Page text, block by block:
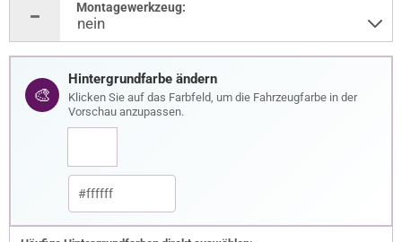
Montagewerkzeug:
🎨
Hintergrundfarbe ändern
Klicken Sie auf das Farbfeld, um die Fahrzeugfarbe in der
Vorschau anzupassen.